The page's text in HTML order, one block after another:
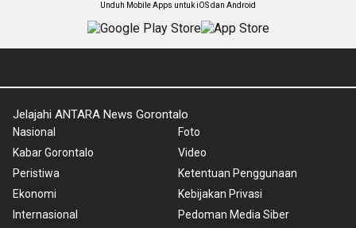
Unduh Mobile Apps untuk iOS dan Android
Jelajahi ANTARA News Gorontalo
Nasional
Kabar Gorontalo
Peristiwa
Ekonomi
Internasional
Foto
Video
Ketentuan Penggunaan
Kebijakan Privasi
Pedoman Media Siber